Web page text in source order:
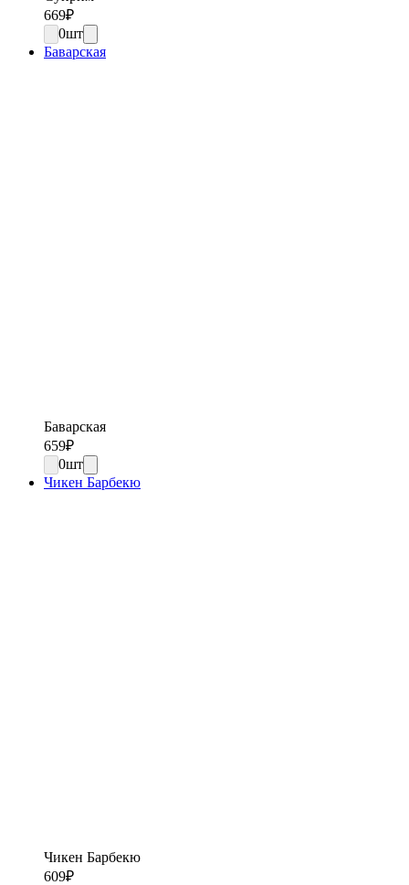
669₽
0шт
Баварская
Баварская
659₽
0шт
Чикен Барбекю
Чикен Барбекю
609₽